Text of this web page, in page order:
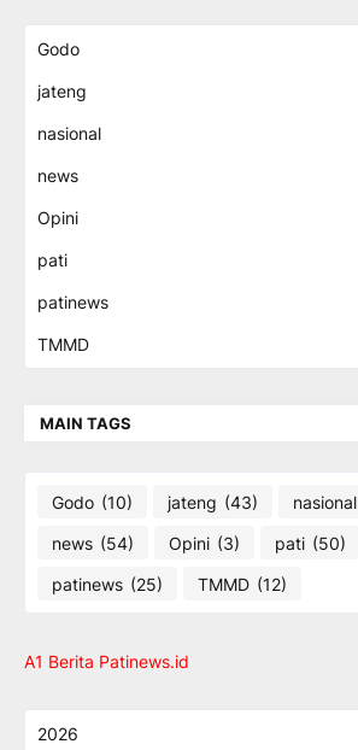
Godo
jateng
nasional
news
Opini
pati
patinews
TMMD
MAIN TAGS
Godo (10) jateng (43) nasional
news (54) Opini (3) pati (50)
patinews (25) TMMD (12)
A1 Berita Patinews.id
2026